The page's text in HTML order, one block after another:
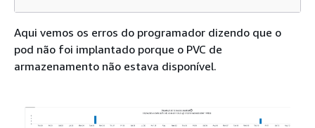
Aqui vemos os erros do programador dizendo que o
pod não foi implantado porque o PVC de
armazenamento não estava disponível.